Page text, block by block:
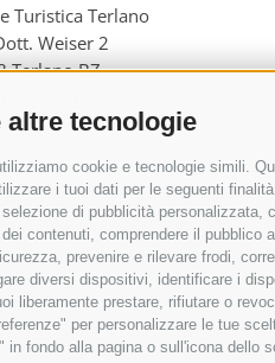
altre tecnologie
cookie e tecnologie simili.
i tuoi dati per le seguenti
di pubblicità
contenuti, comprendere il
prevenire e rilevare frodi,
diversi dispositivi, identificare i
liberamente prestare, rifiutare o
per personalizzare le tue
fondo alla pagina o sull'icona
Turistica Terlano
Weiser 2
Terlano BZ